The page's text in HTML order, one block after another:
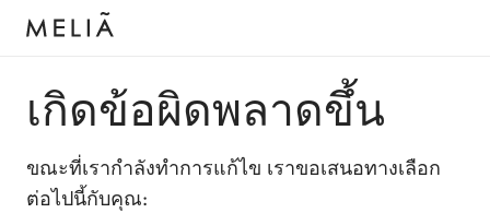
เกิดข้อผิดพลาดขึ้น
ขณะที่เรากำลังทำการแก้ไข เราขอเสนอทางเลือก
ต่อไปนี้กับคุณ: